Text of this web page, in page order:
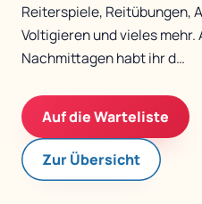
Reiterspiele, Reitübungen,
Voltigieren und vieles mehr.
Nachmittagen habt ihr d…
Auf die Warteliste
Zur Übersicht